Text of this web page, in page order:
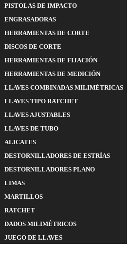
PISTOLAS DE IMPACTO
ENGRASADORAS
HERRAMIENTAS DE CORTE
DISCOS DE CORTE
HERRAMIENTAS DE FIJACIÓN
HERRAMIENTAS DE MEDICIÓN
LLAVES COMBINADAS MILIMÉTRICAS
LLAVES TIPO RATCHET
LLAVES AJUSTABLES
LLAVES DE TUBO
ALICATES
DESTORNILLADORES DE ESTRÍAS
DESTORNILLADORES PLANO
LIMAS
MARTILLOS
RATCHET
DADOS MILIMÉTRICOS
JUEGO DE LLAVES